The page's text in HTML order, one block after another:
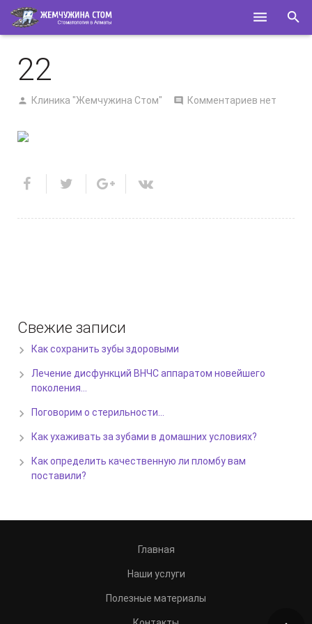
О НАС
КОНТАКТЫ
22
Клиника "Жемчужина Стом" Комментариев нет
Свежие записи
Как сохранить зубы здоровыми
Лечение дисфункций ВНЧС аппаратом новейшего
поколения…
Поговорим о стерильности…
Как ухаживать за зубами в домашних условиях?
Как определить качественную ли пломбу вам
поставили?
Главная
Наши услуги
Полезные материалы